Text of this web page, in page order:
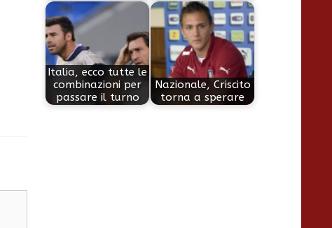
Italia, ecco tutte le
combinazioni per
passare il turno
Nazionale, Criscito
torna a sperare